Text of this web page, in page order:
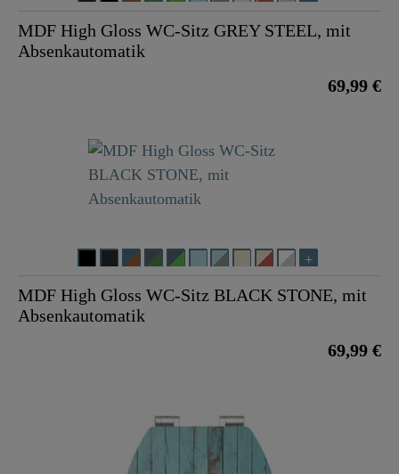
MDF High Gloss WC-Sitz GREY STEEL, mit
Absenkautomatik
69,99 €
MDF High Gloss WC-Sitz BLACK STONE, mit
Absenkautomatik
69,99 €